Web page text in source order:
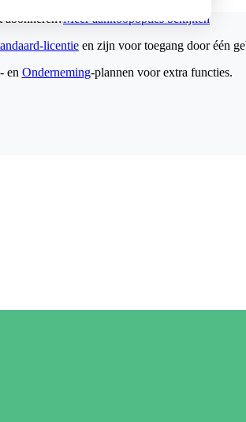
abonneren?Meer aankoopopties bekijken
licentie en zijn voor toegang door één
- en Onderneming-plannen voor extra functies.